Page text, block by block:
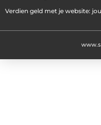
Verdien geld met je website: